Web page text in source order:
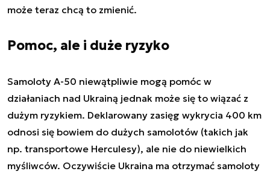
może teraz chcą to zmienić.
Pomoc, ale i duże ryzyko
Samoloty A-50 niewątpliwie mogą pomóc w
działaniach nad Ukrainą jednak może się to wiązać z
dużym ryzykiem. Deklarowany zasięg wykrycia 400 km
odnosi się bowiem do dużych samolotów (takich jak
np. transportowe Herculesy), ale nie do niewielkich
myśliwców. Oczywiście Ukraina ma otrzymać samoloty